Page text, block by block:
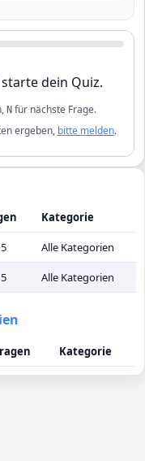
dein Quiz.
Nfür nächste Frage.
ergeben, bitte melden.
Kategorie
Alle Kategorien
Alle Kategorien
Kategorie